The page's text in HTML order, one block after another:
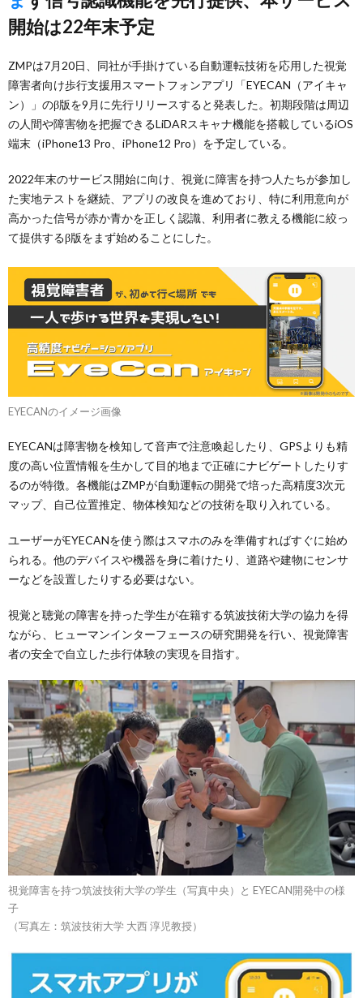
開始は22年末予定
ZMPは7月20日、同社が手掛けている自動運転技術を応用した視覚
障害者向け歩行支援用スマートフォンアプリ「EYECAN（アイキャ
ン）」のβ版を9月に先行リリースすると発表した。初期段階は周辺
の人間や障害物を把握できるLiDARスキャナ機能を搭載しているiOS
端末（iPhone13 Pro、iPhone12 Pro）を予定している。
2022年末のサービス開始に向け、視覚に障害を持つ人たちが参加し
た実地テストを継続、アプリの改良を進めており、特に利用意向が
高かった信号が赤か青かを正しく認識、利用者に教える機能に絞っ
て提供するβ版をまず始めることにした。
EYECANのイメージ画像
EYECANは障害物を検知して音声で注意喚起したり、GPSよりも精
度の高い位置情報を生かして目的地まで正確にナビゲートしたりす
るのが特徴。各機能はZMPが自動運転の開発で培った高精度3次元
マップ、自己位置推定、物体検知などの技術を取り入れている。
ユーザーがEYECANを使う際はスマホのみを準備すればすぐに始め
られる。他のデバイスや機器を身に着けたり、道路や建物にセンサ
ーなどを設置したりする必要はない。
視覚と聴覚の障害を持った学生が在籍する筑波技術大学の協力を得
ながら、ヒューマンインターフェースの研究開発を行い、視覚障害
者の安全で自立した歩行体験の実現を目指す。
視覚障害を持つ筑波技術大学の学生（写真中央）と EYECAN開発中の様
子
（写真左：筑波技術大学 大西 淳児教授）